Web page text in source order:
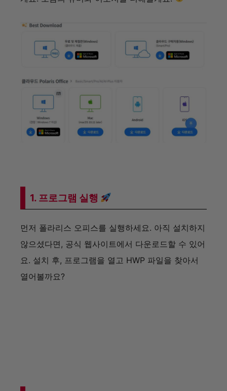
1. 프로그램 실행
먼저 폴라리스 오피스를 실행하세요. 아직 설치하지
않으셨다면, 공식 웹사이트에서 다운로드할 수 있어
요. 설치 후, 프로그램을 열고 HWP 파일을 찾아서
열어볼까요?